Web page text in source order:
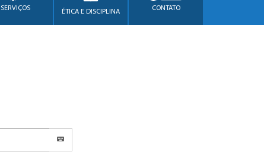
SERVIÇOS ÉTICA E DISCIPLINA CONTATO